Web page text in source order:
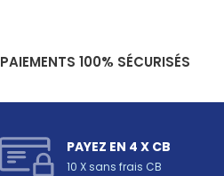
PAIEMENTS 100% SÉCURISÉS
PAYEZ EN 4 X CB
10 X sans frais CB